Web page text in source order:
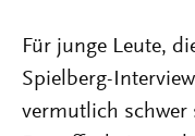
Für junge Leute,
Spielberg-
vermutlich schwer